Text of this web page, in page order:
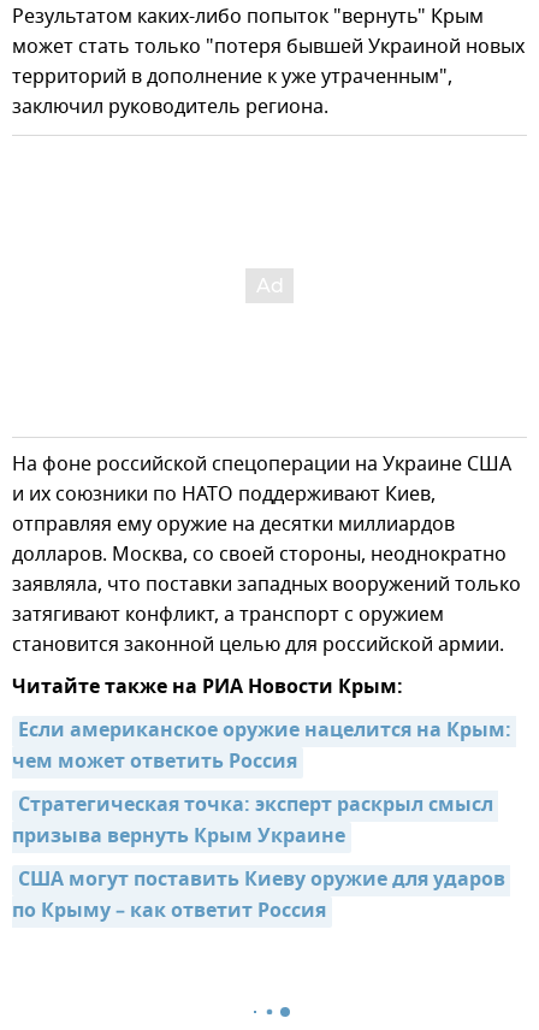
Результатом каких-либо попыток "вернуть" Крым
может стать только "потеря бывшей Украиной новых
территорий в дополнение к уже утраченным",
заключил руководитель региона.
На фоне российской спецоперации на Украине США
и их союзники по НАТО поддерживают Киев,
отправляя ему оружие на десятки миллиардов
долларов. Москва, со своей стороны, неоднократно
заявляла, что поставки западных вооружений только
затягивают конфликт, а транспорт с оружием
становится законной целью для российской армии.
Читайте также на РИА Новости Крым:
Если американское оружие нацелится на Крым:
чем может ответить Россия
Стратегическая точка: эксперт раскрыл смысл
призыва вернуть Крым Украине
США могут поставить Киеву оружие для ударов
по Крыму – как ответит Россия